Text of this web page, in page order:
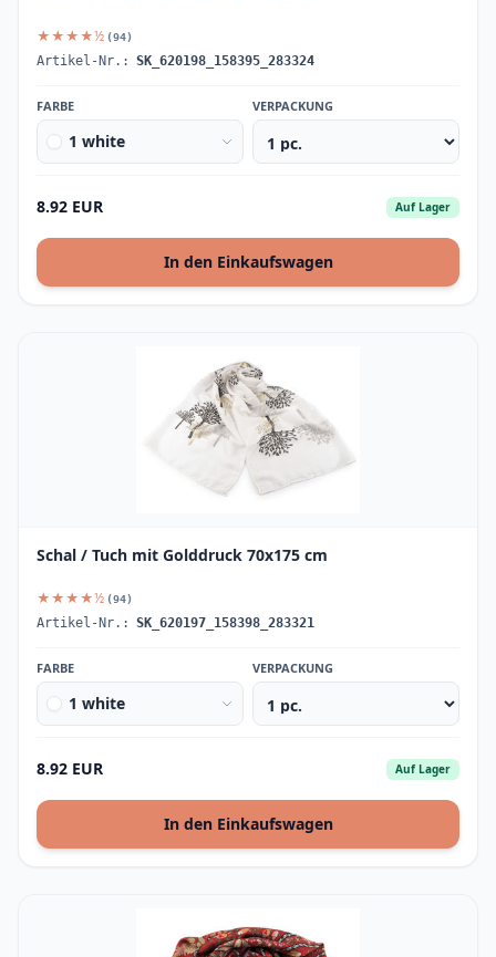
★★★★½ (94)
Artikel-Nr.: SK_620198_158395_283324
FARBE
1 white
VERPACKUNG
8.92 EUR Auf Lager
In den Einkaufswagen
Schal / Tuch mit Golddruck 70x175 cm
★★★★½ (94)
Artikel-Nr.: SK_620197_158398_283321
FARBE
1 white
VERPACKUNG
8.92 EUR Auf Lager
In den Einkaufswagen